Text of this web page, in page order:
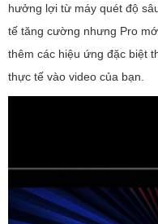
hưởng lợi từ máy quét độ
tế tăng cường nhưng Pro
thêm các hiệu ứng đặc biệt
thực tế vào video của bạn.